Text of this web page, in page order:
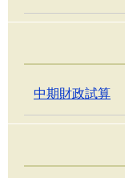
中期財政試算